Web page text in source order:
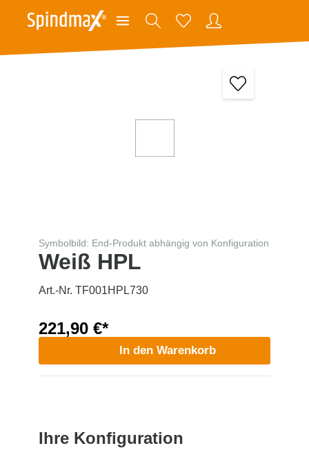
Symbolbild: End-Produkt abhängig von Konfiguration
Weiß HPL
Art.-Nr. TF001HPL730
221,90 €*
In den Warenkorb
Ihre Konfiguration